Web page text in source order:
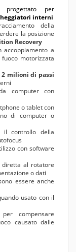
progettato per
interni
della
la posizione
Recovery
accoppiamento a
motorizzata
2 milioni di passi
computer con
o tablet con
di computer o
controllo della
con software
diretta al rotatore
o dati
essere anche
usato con il
compensare
causato dalle